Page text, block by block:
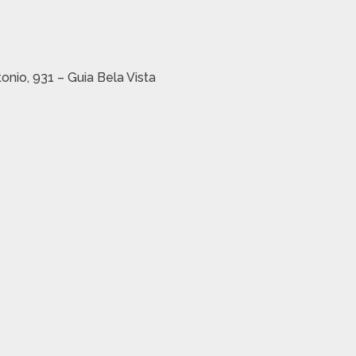
931 – Guia Bela Vista